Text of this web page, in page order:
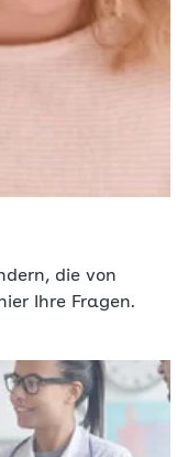
die von
Ihre Fragen.